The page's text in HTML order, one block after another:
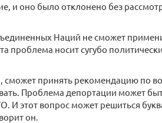
и оно было отклонено без
Наций не сможет
проблема носит сугубо
принять рекомендацию по
Проблема депортации может
И этот вопрос может решиться
он.